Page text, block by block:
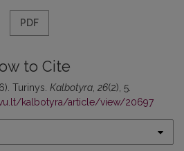
PDF
to Cite
Turinys. Kalbotyra 26(2), 5.
kalbotyra/article/view/20697